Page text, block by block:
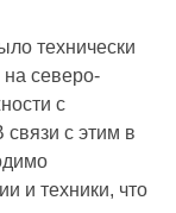
технически
северо-
с
с этим в
и техники, что